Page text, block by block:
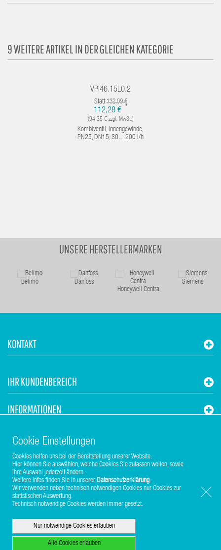
9 WEITERE ARTIKEL IN DER GLEICHEN KATEGORIE
VPI46.15L0.2
Statt132,09 €
112,28 € *
(94,35 € zzgl. MwSt.)
Kombiventil, Innengewinde,
PN25, DN15, 30…200 l/h
UNSERE HERSTELLERMARKEN
Belimo
Danfoss
Honeywell Centra
Siemens
KONTAKT
IHR KUNDENBEREICH
INFORMATIONEN
STUHR HVAC
Copyright © 2017-2026 Stuhr GmbH
Cookie Einstellungen
Cookies helfen uns bei der Bereitstellung unserer Website.
Hier können Sie auswählen, welche Cookies Sie zulassen wollen, sowie
Ihre Auswahl jederzeit ändern.
Weitere Infos finden Sie in unserer Datenschutzerklärung.
Wir verwenden neben technisch notwendigen Cookies nur Cookies zur
statistischen Auswertung.
Technisch notwendige Cookies werden immer gesetzt.
Nur notwendige Cookies erlauben
Alle Cookies erlauben